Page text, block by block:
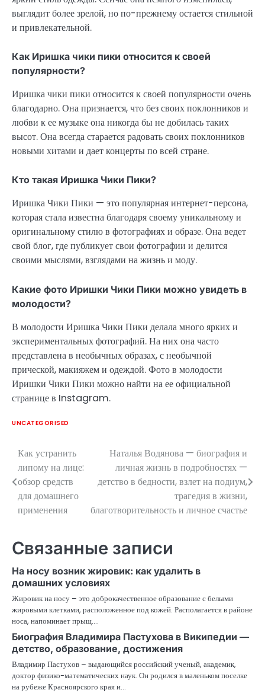
выглядит более зрелой, но по-прежнему остается стильной
и привлекательной.
Как Иришка чики пики относится к своей
популярности?
Иришка чики пики относится к своей популярности очень
благодарно. Она признается, что без своих поклонников и
любви к ее музыке она никогда бы не добилась таких
высот. Она всегда старается радовать своих поклонников
новыми хитами и дает концерты по всей стране.
Кто такая Иришка Чики Пики?
Иришка Чики Пики — это популярная интернет-персона,
которая стала известна благодаря своему уникальному и
оригинальному стилю в фотографиях и образе. Она ведет
свой блог, где публикует свои фотографии и делится
своими мыслями, взглядами на жизнь и моду.
Какие фото Иришки Чики Пики можно увидеть в
молодости?
В молодости Иришка Чики Пики делала много ярких и
экспериментальных фотографий. На них она часто
представлена в необычных образах, с необычной
прической, макияжем и одеждой. Фото в молодости
Иришки Чики Пики можно найти на ее официальной
странице в Instagram.
UNCATEGORISED
Навигация
по
записям
Как устранить
липому на лице:
обзор средств
для домашнего
применения
Наталья Водянова — биография и
личная жизнь в подробностях —
детство в бедности, взлет на подиум,
трагедия в жизни,
благотворительность и личное счастье
Связанные записи
На носу возник жировик: как удалить в
домашних условиях
Жировик на носу – это доброкачественное образование с белыми
жировыми клетками, расположенное под кожей. Располагается в районе
носа, напоминает прыщ.…
Биография Владимира Пастухова в Википедии —
детство, образование, достижения
Владимир Пастухов – выдающийся российский ученый, академик,
доктор физико-математических наук. Он родился в маленьком поселке
на рубеже Красноярского края и…